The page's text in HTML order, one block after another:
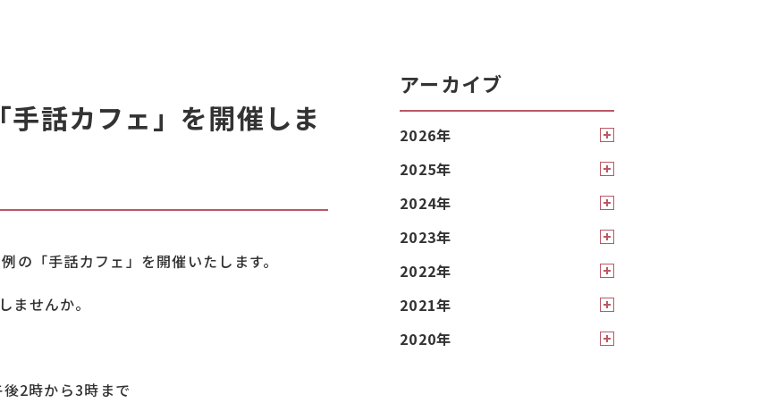
手話カフェ」を開催しま
の「手話カフェ」を開催いたします。
ませんか。
2時から3時まで
アーカイブ
2026年
2025年
2024年
2023年
2022年
2021年
2020年